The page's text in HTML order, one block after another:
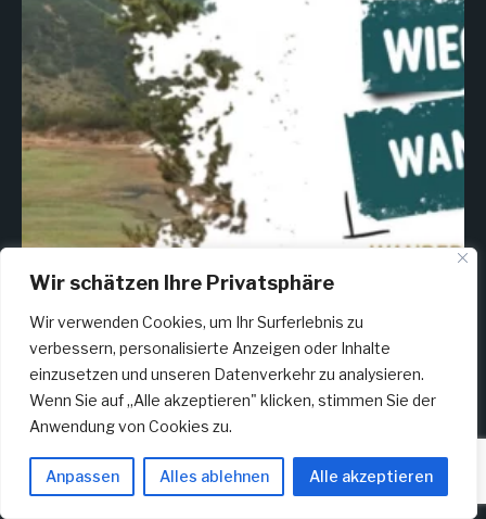
Wir schätzen Ihre Privatsphäre
Wir verwenden Cookies, um Ihr Surferlebnis zu
verbessern, personalisierte Anzeigen oder Inhalte
einzusetzen und unseren Datenverkehr zu analysieren.
Wenn Sie auf „Alle akzeptieren" klicken, stimmen Sie der
Anwendung von Cookies zu.
Anpassen Alles ablehnen Alle akzeptieren